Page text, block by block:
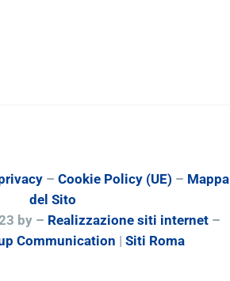
– Cookie Policy (UE) – Mappa
del Sito
by – Realizzazione siti internet–
Communication | Siti Roma